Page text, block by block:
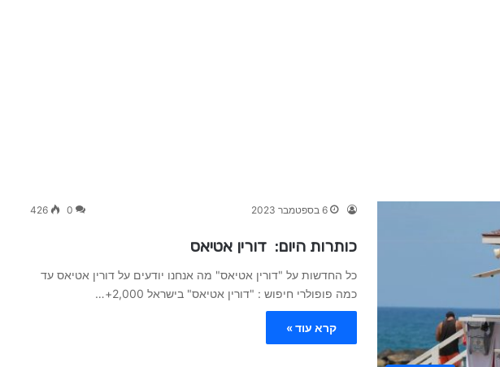
6 בספטמבר 2023 0
426
כותרות היום: דורין אטיאס
כל החדשות על "דורין אטיאס" מה אנחנו יודעים על דורין אטיאס עד
כמה פופולרי חיפוש : "דורין אטיאס" בישראל 2,000+…
קרא עוד »